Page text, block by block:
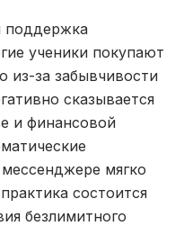
поддержка
ученики покупают
из-за забывчивости
сказывается
и финансовой
мягко
состоится
безлимитного